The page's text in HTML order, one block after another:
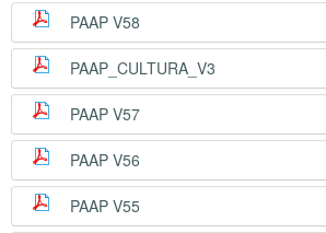
PAAP V58
PAAP_CULTURA_V3
PAAP V57
PAAP V56
PAAP V55